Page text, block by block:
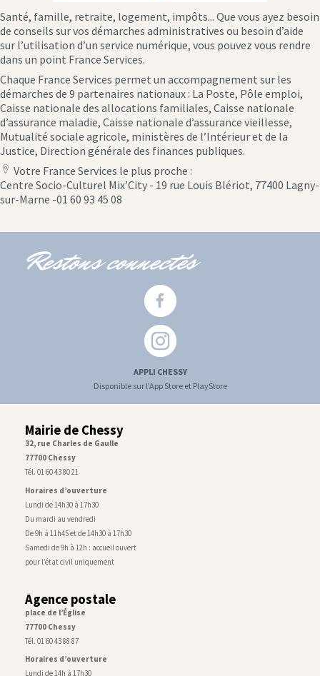
Santé, famille, retraite, logement, impôts... Que vous ayez besoin
de conseils sur vos démarches administratives ou besoin d’aide
sur l’utilisation d’un service numérique, vous pouvez vous rendre
dans un point France Services.
Chaque France Services permet un accompagnement sur les
démarches de 9 partenaires nationaux : La Poste, Pôle emploi,
Caisse nationale des allocations familiales, Caisse nationale
d’assurance maladie, Caisse nationale d’assurance vieillesse,
Mutualité sociale agricole, ministères de l’Intérieur et de la
Justice, Direction générale des finances publiques.
location
icon
Votre France Services le plus proche :
Centre Socio-Culturel Mix’City - 19 rue Louis Blériot, 77400 Lagny-
sur-Marne -01 60 93 45 08
Restons connectés
APPLI CHESSY
Disponible sur l'App Store et PlayStore
Mairie de Chessy
32, rue Charles de Gaulle
77700 Chessy
Tél. 01 60 43 80 21
Horaires d’ouverture
Lundi de 14h30 à 17h30
Du mardi au vendredi
De 9h à 11h45 et de 14h30 à 17h30
Samedi de 9h à 12h : accueil ouvert
pour l’état civil uniquement
Agence postale
place de l’Église
77700 Chessy
Tél. 01 60 43 88 87
Horaires d’ouverture
Lundi de 14h à 17h30